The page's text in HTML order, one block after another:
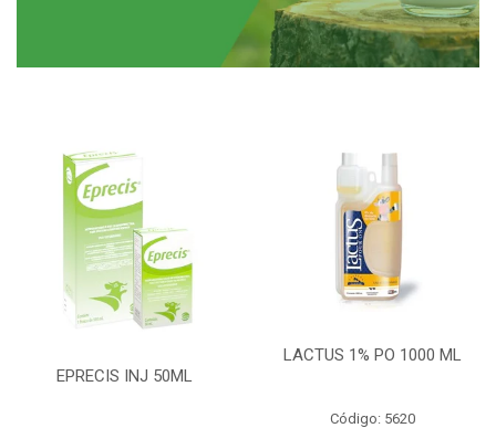
EPRECIS INJ 50ML
LACTUS 1% PO 1000 ML
Código: 5620